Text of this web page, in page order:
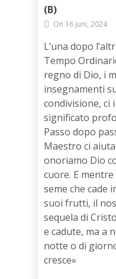
(B)
On 16 juni, 2024
L’una dopo
Tempo
regno di Dio, i
insegnamenti
condivisione, ci
significato
Passo dopo
Maestro ci
onoria­mo Dio
cuore. E
seme che cade
suoi frutti, il
sequela di
e cadute, ma a
notte o di
cresce»